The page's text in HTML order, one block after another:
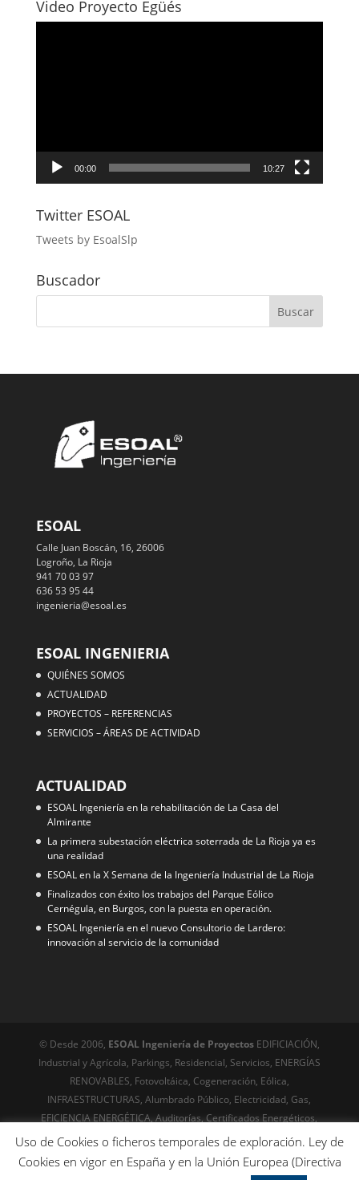
Video Proyecto Egüés
00:00 10:27
Twitter ESOAL
Tweets by EsoalSlp
Buscador
ESOAL
Calle Juan Boscán, 16, 26006
Logroño, La Rioja
941 70 03 97
636 53 95 44
ingenieria@esoal.es
ESOAL INGENIERIA
QUIÉNES SOMOS
ACTUALIDAD
PROYECTOS – REFERENCIAS
SERVICIOS – ÁREAS DE ACTIVIDAD
ACTUALIDAD
ESOAL Ingeniería en la rehabilitación de La Casa del
Almirante
La primera subestación eléctrica soterrada de La Rioja ya es
una realidad
ESOAL en la X Semana de la Ingeniería Industrial de La Rioja
Finalizados con éxito los trabajos del Parque Eólico
Cernégula, en Burgos, con la puesta en operación.
ESOAL Ingeniería en el nuevo Consultorio de Lardero:
innovación al servicio de la comunidad
© Desde 2006, ESOAL Ingeniería de Proyectos EDIFICIACIÓN,
Industrial y Agrícola, Parkings, Residencial, Servicios, ENERGÍAS
RENOVABLES, Fotovoltáica, Cogeneración, Eólica,
INFRAESTRUCTURAS, Alumbrado Público, Electricidad, Gas,
EFICIENCIA ENERGÉTICA, Auditorías, Certificados Energéticos,
URBANISMO, Servicios técnicos, Edificación, Arquitectura
© Desde 1999
Riojawebs,com
Diseño web, posicionamiento,
Online desde el siglo XX - SEO técnico avanzado. Optimización
Uso de Cookies o ficheros temporales de exploración. Ley de
Cookies en vigor en España y en la Unión Europea (Directiva